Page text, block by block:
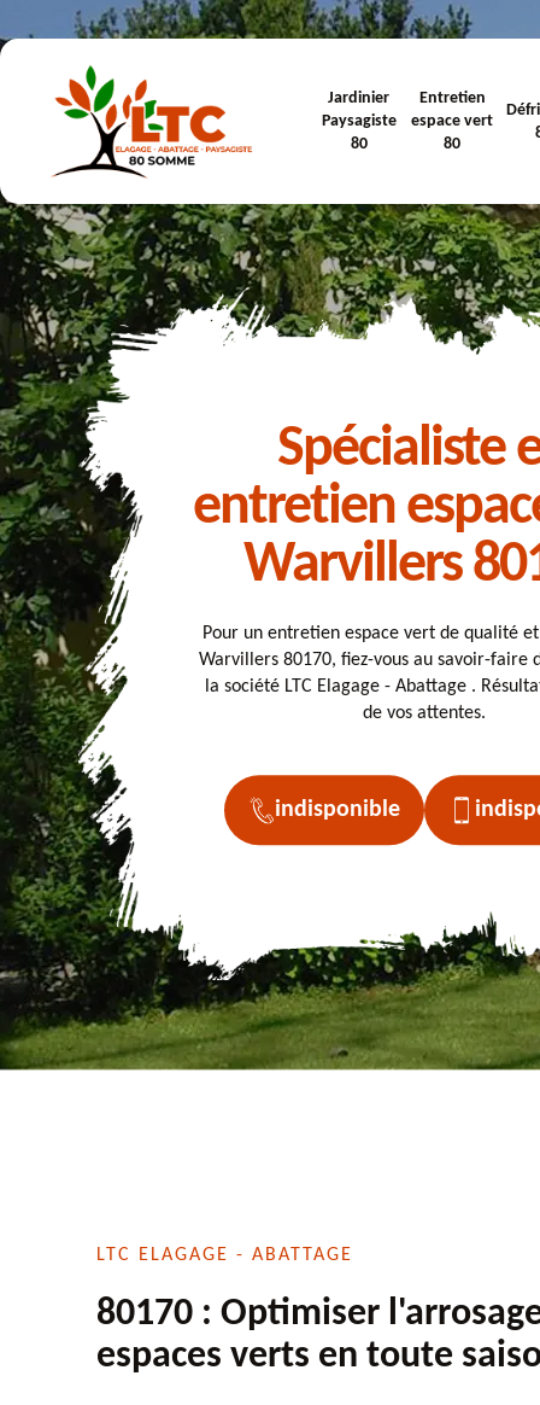
Jardinier
Paysagiste
80
Entretien
espace vert
80
Spécialiste
entretien
Warvillers
Pour un entretien espace vert de qualité
Warvillers 80170, fiez-vous au savoir-faire
la société LTC Elagage - Abattage .
de vos attentes.
indisponible
LTC ELAGAGE - ABATTAGE
80170 : Optimiser
espaces verts en toute